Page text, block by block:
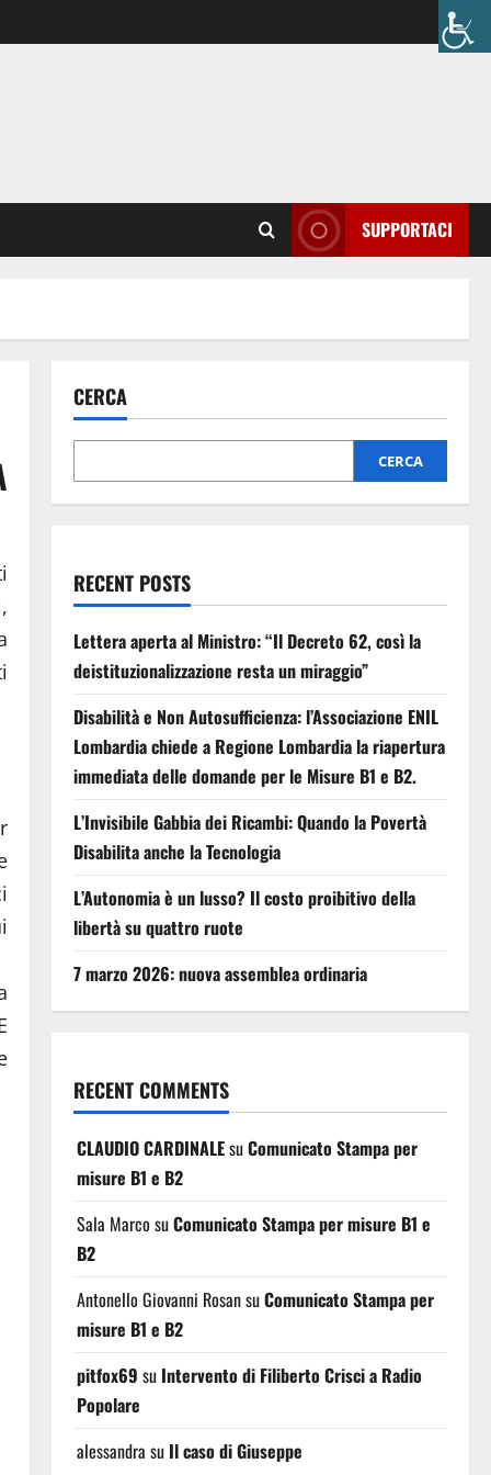
SUPPORTACI
CERCA
CERCA
RECENT POSTS
Lettera aperta al Ministro: “Il Decreto 62, così la
deistituzionalizzazione resta un miraggio”
Disabilità e Non Autosufficienza: l’Associazione ENIL
Lombardia chiede a Regione Lombardia la riapertura
immediata delle domande per le Misure B1 e B2.
L’Invisibile Gabbia dei Ricambi: Quando la Povertà
Disabilita anche la Tecnologia
L’Autonomia è un lusso? Il costo proibitivo della
libertà su quattro ruote
7 marzo 2026: nuova assemblea ordinaria
RECENT COMMENTS
CLAUDIO CARDINALEsuComunicato Stampa per
misure B1 e B2
Sala Marco suComunicato Stampa per misure B1 e
B2
Antonello Giovanni RosansuComunicato Stampa per
misure B1 e B2
pitfox69 su Intervento di Filiberto Crisci a Radio
Popolare
alessandra su Il caso di Giuseppe